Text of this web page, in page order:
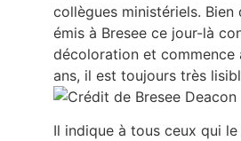
collègues ministériels.
émis à Bresee ce jour-là
décoloration et commence
ans, il est toujours très
Il indique à tous ceux qui